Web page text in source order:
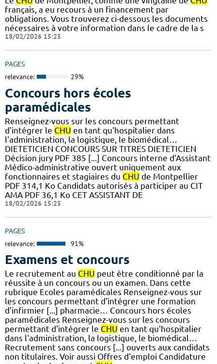
français, a eu recours à un financement par
obligations. Vous trouverez ci-dessous les documents
nécessaires à votre information dans le cadre de la s
18/02/2026 15:25
PAGES
relevance: 29%
Concours hors écoles
paramédicales
Renseignez-vous sur les concours permettant
d'intégrer le CHU en tant qu'hospitalier dans
l'administration, la logistique, le biomédical…
DIETETICIEN CONCOURS SUR TITRES DIETETICIEN
Décision jury PDF 385 [...] Concours interne d'Assistant
Médico-administrative ouvert uniquement aux
fonctionnaires et stagiaires du CHU de Montpellier
PDF 314,1 Ko Candidats autorisés à participer au CIT
AMA PDF 36,1 Ko CET ASSISTANT DE
18/02/2026 15:25
PAGES
relevance: 91%
Examens et concours
Le recrutement au CHU peut être conditionné par la
réussite à un concours ou un examen. Dans cette
rubrique Ecoles paramédicales Renseignez-vous sur
les concours permettant d'intégrer une formation
d'infirmier [...] pharmacie… Concours hors écoles
paramédicales Renseignez-vous sur les concours
permettant d'intégrer le CHU en tant qu'hospitalier
dans l'administration, la logistique, le biomédical…
Recrutement sans concours [...] ouverts aux candidats
non titulaires. Voir aussi Offres d'emploi Candidature